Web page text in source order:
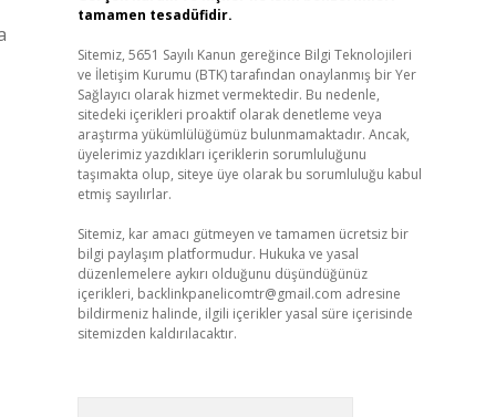
tamamen tesadüfidir.
Sitemiz, 5651 Sayılı Kanun gereğince Bilgi Teknolojileri
ve İletişim Kurumu (BTK) tarafından onaylanmış bir Yer
Sağlayıcı olarak hizmet vermektedir. Bu nedenle,
sitedeki içerikleri proaktif olarak denetleme veya
araştırma yükümlülüğümüz bulunmamaktadır. Ancak,
üyelerimiz yazdıkları içeriklerin sorumluluğunu
taşımakta olup, siteye üye olarak bu sorumluluğu kabul
etmiş sayılırlar.
Sitemiz, kar amacı gütmeyen ve tamamen ücretsiz bir
bilgi paylaşım platformudur. Hukuka ve yasal
düzenlemelere aykırı olduğunu düşündüğünüz
içerikleri, backlinkpanelicomtr@gmail.com adresine
bildirmeniz halinde, ilgili içerikler yasal süre içerisinde
sitemizden kaldırılacaktır.